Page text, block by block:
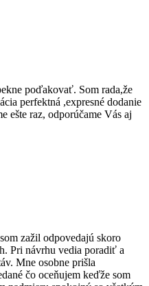
poďakovať. Som rada,že
perfektná ,expresné dodanie
ešte raz, odporúčame Vás aj
zažil odpovedajú skoro
Pri návrhu vedia poradiť a
Mne osobne prišla
čo oceňujem keďže som